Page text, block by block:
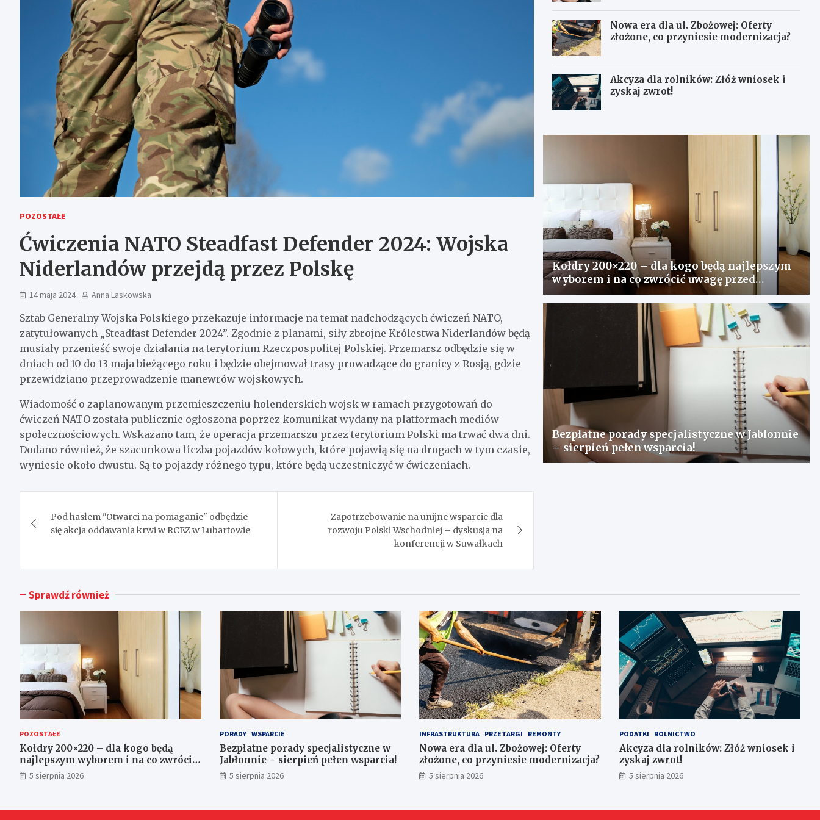
POZOSTAŁE
Ćwiczenia NATO Steadfast Defender 2024: Wojska
Niderlandów przejdą przez Polskę
14 maja 2024 Anna Laskowska
Sztab Generalny Wojska Polskiego przekazuje informacje na temat nadchodzących ćwiczeń NATO,
zatytułowanych „Steadfast Defender 2024”. Zgodnie z planami, siły zbrojne Królestwa Niderlandów będą
musiały przenieść swoje działania na terytorium Rzeczpospolitej Polskiej. Przemarsz odbędzie się w
dniach od 10 do 13 maja bieżącego roku i będzie obejmował trasy prowadzące do granicy z Rosją, gdzie
przewidziano przeprowadzenie manewrów wojskowych.
Wiadomość o zaplanowanym przemieszczeniu holenderskich wojsk w ramach przygotowań do
ćwiczeń NATO została publicznie ogłoszona poprzez komunikat wydany na platformach mediów
społecznościowych. Wskazano tam, że operacja przemarszu przez terytorium Polski ma trwać dwa dni.
Dodano również, że szacunkowa liczba pojazdów kołowych, które pojawią się na drogach w tym czasie,
wyniesie około dwustu. Są to pojazdy różnego typu, które będą uczestniczyć w ćwiczeniach.
wpisu
Pod hasłem "Otwarci na pomaganie" odbędzie
się akcja oddawania krwi w RCEZ w Lubartowie
Zapotrzebowanie na unijne wsparcie dla
rozwoju Polski Wschodniej – dyskusja na
konferencji w Suwałkach
Nowa era dla ul. Zbożowej: Oferty
złożone, co przyniesie modernizacja?
Akcyza dla rolników: Złóż wniosek i
zyskaj zwrot!
Kołdry 200×220 – dla kogo będą najlepszym
wyborem i na co zwrócić uwagę przed
zakupem?
Bezpłatne porady specjalistyczne w Jabłonnie
– sierpień pełen wsparcia!
Sprawdź również
POZOSTAŁE
Kołdry 200×220 – dla kogo będą
najlepszym wyborem i na co zwrócić
uwagę przed zakupem?
5 sierpnia 2026
PORADY WSPARCIE
Bezpłatne porady specjalistyczne w
Jabłonnie – sierpień pełen wsparcia!
5 sierpnia 2026
INFRASTRUKTURA PRZETARGI REMONTY
Nowa era dla ul. Zbożowej: Oferty
złożone, co przyniesie modernizacja?
5 sierpnia 2026
PODATKI ROLNICTWO
Akcyza dla rolników: Złóż wniosek i
zyskaj zwrot!
5 sierpnia 2026